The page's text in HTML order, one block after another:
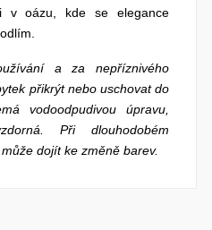
v oázu, kde se elegance
a za nepříznivého
přikrýt nebo uschovat do
vodoodpudivou úpravu,
Při dlouhodobém
dojít ke změně barev.